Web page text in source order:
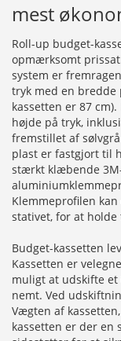
mest
Roll-up budget-
opmærksomt
system er
tryk med en bredde
kassetten er 87
højde på tryk,
fremstillet af
plast er fastgjort til
stærkt klæbende
Klemmeprofilen
stativet, for at
Budget-kassetten
Kassetten er
muligt at udskifte et
nemt. Ved
Vægten af
kassetten er der en